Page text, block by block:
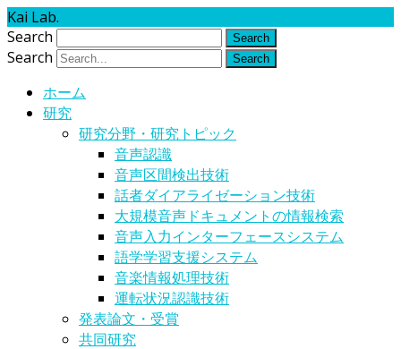
Kai Lab.
Search
Search
ホーム
研究
研究分野・研究トピック
音声認識
音声区間検出技術
話者ダイアライゼーション技術
大規模音声ドキュメントの情報検索
音声入力インターフェースシステム
語学学習支援システム
音楽情報処理技術
運転状況認識技術
発表論文・受賞
共同研究